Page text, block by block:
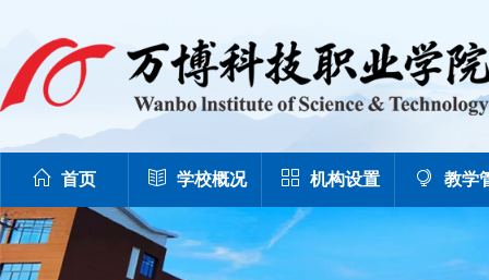
首页 学校概况 机构设置 教学